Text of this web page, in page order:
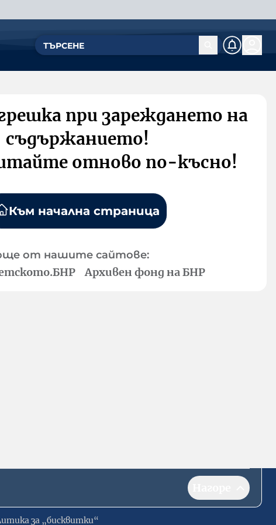
при зареждането на
съдържанието!
отново по-късно!
Към начална страница
от нашите сайтове:
Архивен фонд на БНР
за „бисквитки“